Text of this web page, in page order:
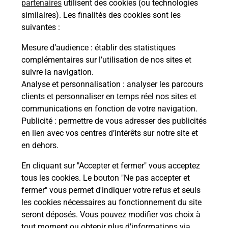
partenaires utilisent des cookies (ou technologies
similaires). Les finalités des cookies sont les
suivantes :
Mesure d’audience : établir des statistiques
complémentaires sur l’utilisation de nos sites et
suivre la navigation.
Analyse et personnalisation : analyser les parcours
clients et personnaliser en temps réel nos sites et
communications en fonction de votre navigation.
Publicité : permettre de vous adresser des publicités
en lien avec vos centres d’intérêts sur notre site et
en dehors.
En cliquant sur "Accepter et fermer" vous acceptez
tous les cookies. Le bouton "Ne pas accepter et
fermer" vous permet d'indiquer votre refus et seuls
les cookies nécessaires au fonctionnement du site
seront déposés. Vous pouvez modifier vos choix à
Loire SEVELINGES